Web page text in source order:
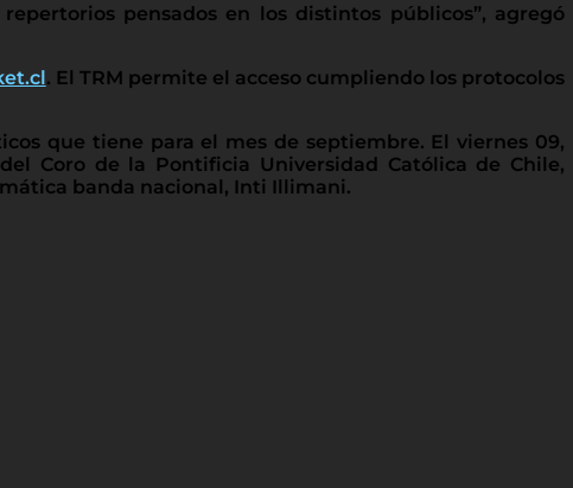
pensados en los distintos públicos”, agregó
. El TRM permite el acceso cumpliendo los protocolos
que tiene para el mes de septiembre. El viernes 09,
Coro de la Pontificia Universidad Católica de Chile,
banda nacional, Inti Illimani.